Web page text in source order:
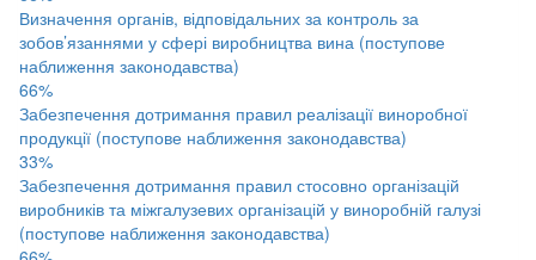
Визначення органів, відповідальних за контроль за
зобов’язаннями у сфері виробництва вина (поступове
наближення законодавства)
66%
Забезпечення дотримання правил реалізації виноробної
продукції (поступове наближення законодавства)
33%
Забезпечення дотримання правил стосовно організацій
виробників та міжгалузевих організацій у виноробній галузі
(поступове наближення законодавства)